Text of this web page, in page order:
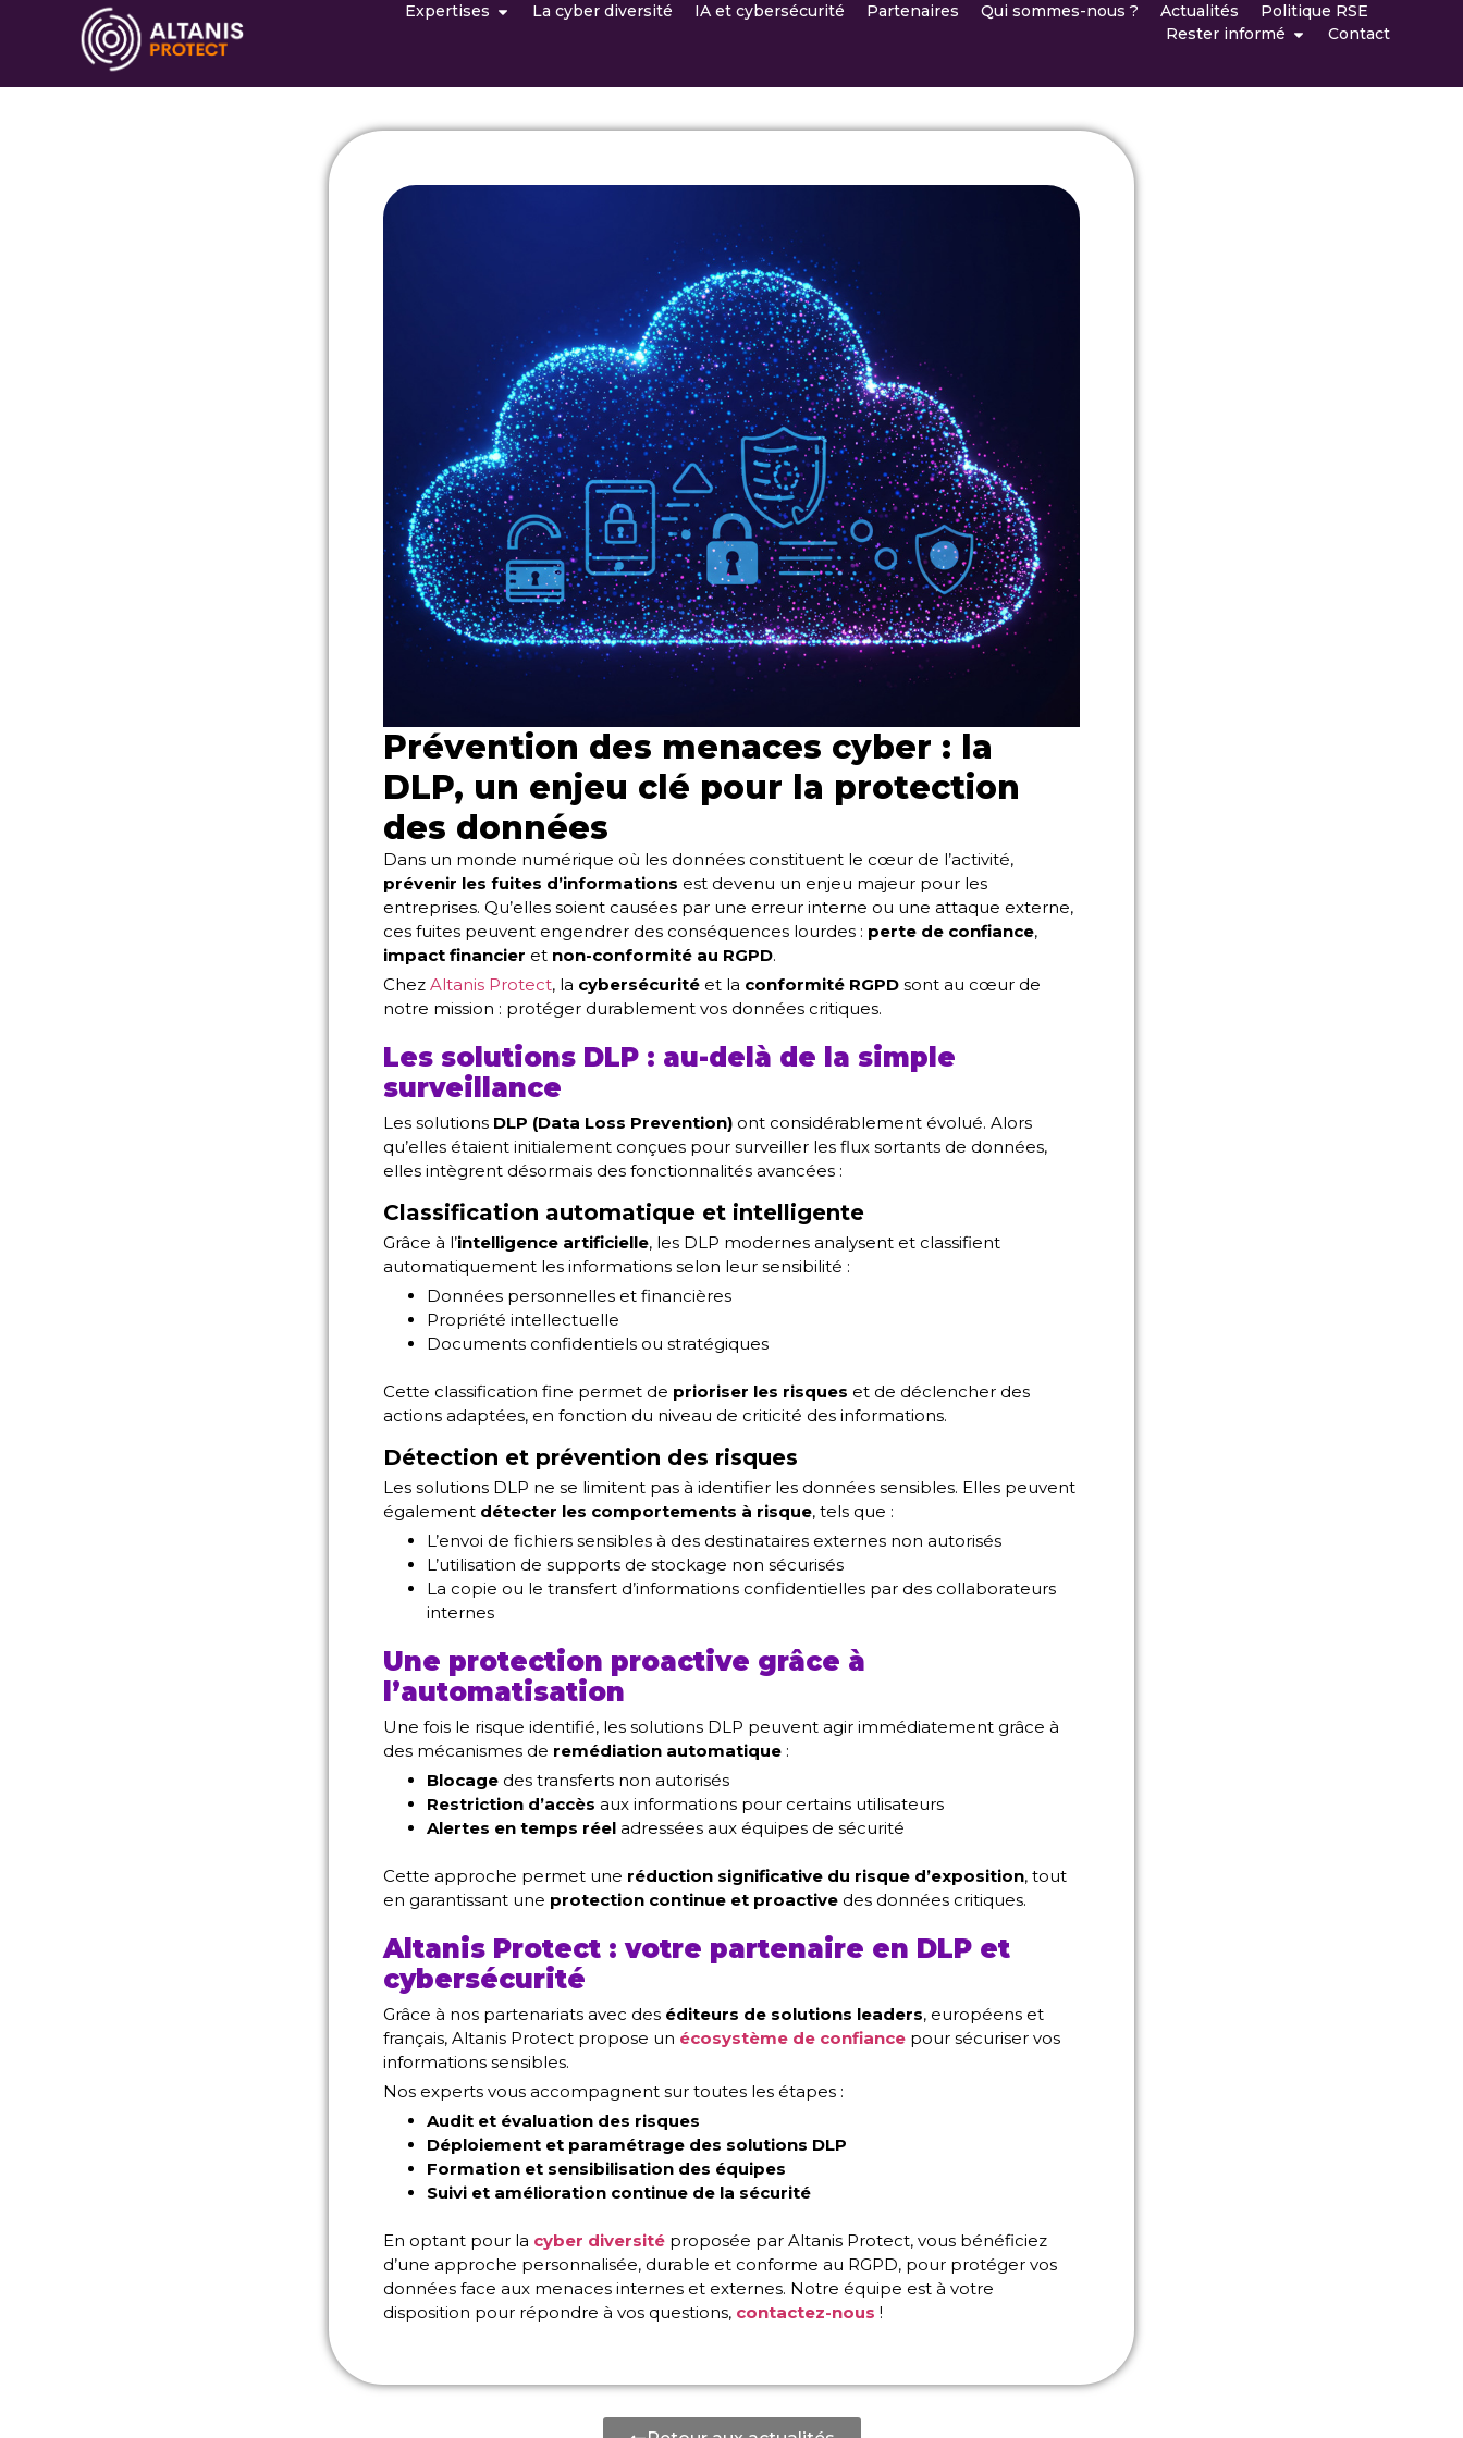
Expertises La cyber diversité IA et cybersécurité Partenaires Qui sommes-nous ? Actualités
Politique RSE
Rester informé
Contact
Prévention des menaces cyber : la
DLP, un enjeu clé pour la protection
des données
Dans un monde numérique où les données constituent le cœur de l’activité,
prévenir les fuites d’informations est devenu un enjeu majeur pour les
entreprises. Qu’elles soient causées par une erreur interne ou une attaque externe,
ces fuites peuvent engendrer des conséquences lourdes : perte de confiance,
impact financier et non-conformité au RGPD.
Chez Altanis Protect, la cybersécurité et la conformité RGPD sont au cœur de
notre mission : protéger durablement vos données critiques.
Les solutions DLP : au-delà de la simple
surveillance
Les solutions DLP (Data Loss Prevention) ont considérablement évolué. Alors
qu’elles étaient initialement conçues pour surveiller les flux sortants de données,
elles intègrent désormais des fonctionnalités avancées :
Classification automatique et intelligente
Grâce à l’intelligence artificielle, les DLP modernes analysent et classifient
automatiquement les informations selon leur sensibilité :
Données personnelles et financières
Propriété intellectuelle
Documents confidentiels ou stratégiques
Cette classification fine permet de prioriser les risques et de déclencher des
actions adaptées, en fonction du niveau de criticité des informations.
Détection et prévention des risques
Les solutions DLP ne se limitent pas à identifier les données sensibles. Elles peuvent
également détecter les comportements à risque, tels que :
L’envoi de fichiers sensibles à des destinataires externes non autorisés
L’utilisation de supports de stockage non sécurisés
La copie ou le transfert d’informations confidentielles par des collaborateurs
internes
Une protection proactive grâce à
l’automatisation
Une fois le risque identifié, les solutions DLP peuvent agir immédiatement grâce à
des mécanismes de remédiation automatique :
Blocage des transferts non autorisés
Restriction d’accès aux informations pour certains utilisateurs
Alertes en temps réel adressées aux équipes de sécurité
Cette approche permet une réduction significative du risque d’exposition, tout
en garantissant une protection continue et proactive des données critiques.
Altanis Protect : votre partenaire en DLP et
cybersécurité
Grâce à nos partenariats avec des éditeurs de solutions leaders, européens et
français, Altanis Protect propose un écosystème de confiance pour sécuriser vos
informations sensibles.
Nos experts vous accompagnent sur toutes les étapes :
Audit et évaluation des risques
Déploiement et paramétrage des solutions DLP
Formation et sensibilisation des équipes
Suivi et amélioration continue de la sécurité
En optant pour la cyber diversité proposée par Altanis Protect, vous bénéficiez
d’une approche personnalisée, durable et conforme au RGPD, pour protéger vos
données face aux menaces internes et externes. Notre équipe est à votre
disposition pour répondre à vos questions, contactez-nous !